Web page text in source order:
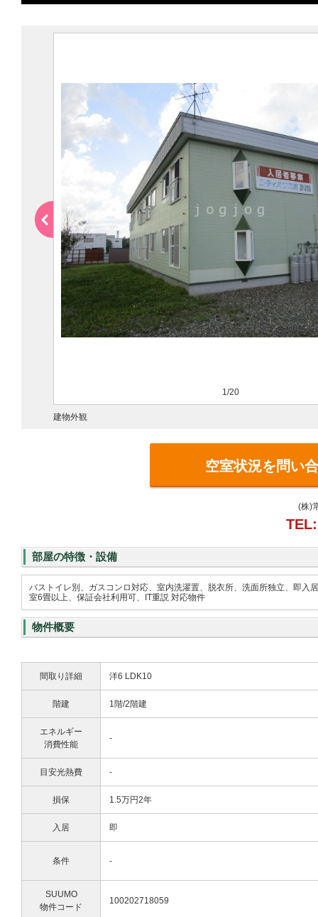
1/20
建物外観
空室状況を問い
(株)
部屋の特徴・設備
バストイレ別、ガスコンロ対応、室内洗濯置、脱衣所、洗面所独立、即
室6畳以上、保証会社利用可、IT重説 対応物件
物件概要
間取り詳細 洋6 LDK10
階建 1階/2階建
エネルギー
消費性能
-
目安光熱費 -
損保 1.5万円2年
入居 即
条件 -
SUUMO
物件コード
100202718059